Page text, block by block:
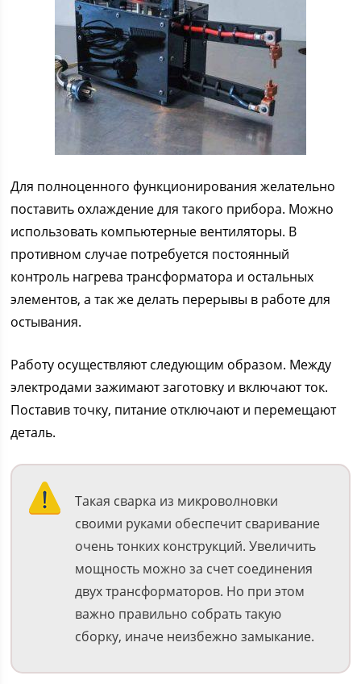
Для полноценного функционирования желательно
поставить охлаждение для такого прибора. Можно
использовать компьютерные вентиляторы. В
противном случае потребуется постоянный
контроль нагрева трансформатора и остальных
элементов, а так же делать перерывы в работе для
остывания.
Работу осуществляют следующим образом. Между
электродами зажимают заготовку и включают ток.
Поставив точку, питание отключают и перемещают
деталь.
Такая сварка из микроволновки
своими руками обеспечит сваривание
очень тонких конструкций. Увеличить
мощность можно за счет соединения
двух трансформаторов. Но при этом
важно правильно собрать такую
сборку, иначе неизбежно замыкание.